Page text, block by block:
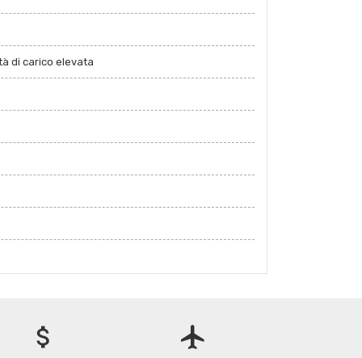
di carico elevata
attach_money flight